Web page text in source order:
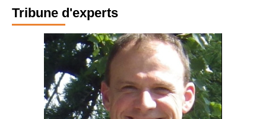
Tribune d'experts